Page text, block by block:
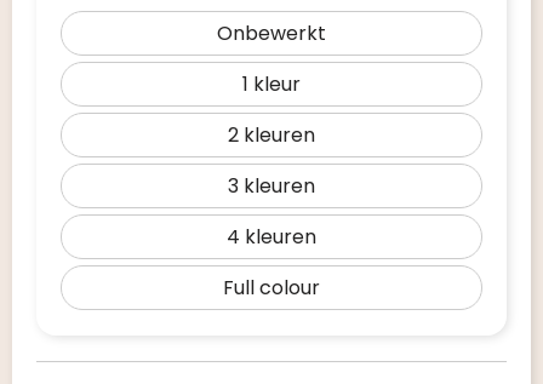
Onbewerkt
1
2
3
4
Full colour